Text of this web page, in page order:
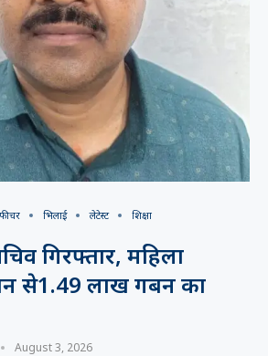
फीचर भिलाई लेटेस्ट शिक्षा
गिरफ्तार, महिला
से1.49 लाख गबन का
August 3, 2026